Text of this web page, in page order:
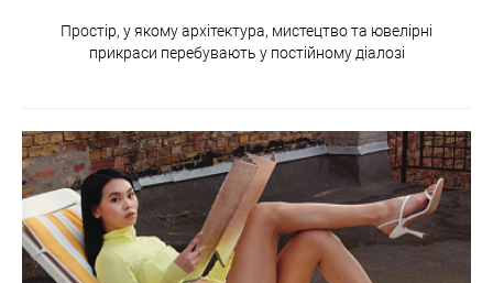
Простір, у якому архітектура, мистецтво та ювелірні
прикраси перебувають у постійному діалозі